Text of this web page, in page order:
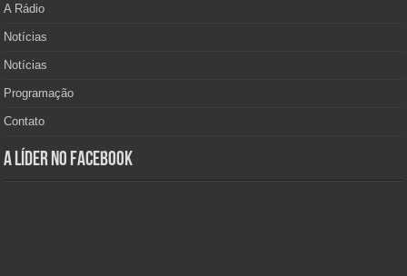
A Rádio
Notícias
Notícias
Programação
Contato
A Líder no Facebook